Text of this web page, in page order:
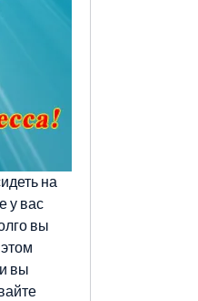
на
у вас
вы
вы